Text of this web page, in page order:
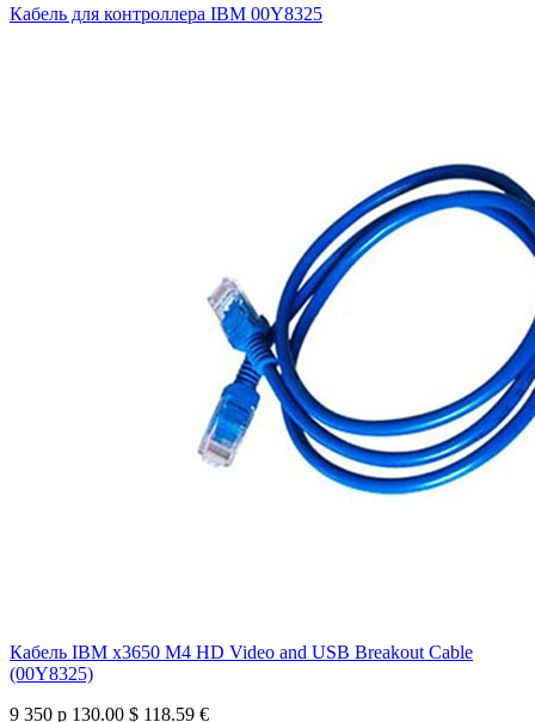
Кабель для контроллера IBM 00Y8325
Кабель IBM x3650 M4 HD Video and USB Breakout Cable
(00Y8325)
9 350 р 130.00 $ 118.59 €